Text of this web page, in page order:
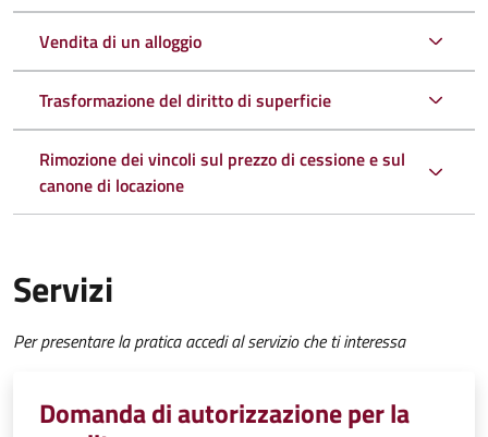
Vendita di un alloggio
Trasformazione del diritto di superficie
Rimozione dei vincoli sul prezzo di cessione e sul
canone di locazione
Servizi
Per presentare la pratica accedi al servizio che ti interessa
Domanda di autorizzazione per la